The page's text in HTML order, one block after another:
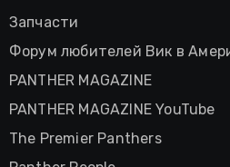
Запчасти
Форум любителей Вик в
PANTHER MAGAZINE
PANTHER MAGAZINE YouTube
The Premier Panthers